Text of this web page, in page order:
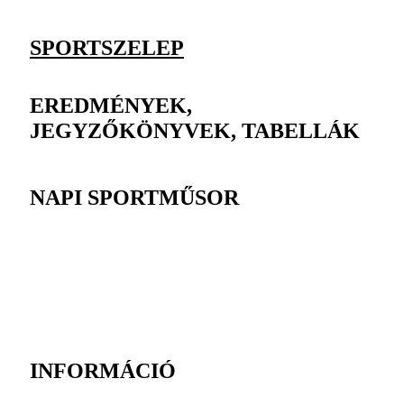
SPORTSZELEP
EREDMÉNYEK,
JEGYZŐKÖNYVEK, TABELLÁK
NAPI SPORTMŰSOR
INFORMÁCIÓ